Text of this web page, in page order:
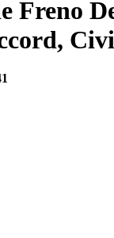
Freno